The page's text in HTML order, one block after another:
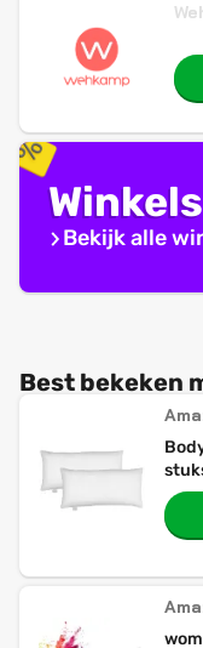
Winkels
Bekijk alle
Best bekeken